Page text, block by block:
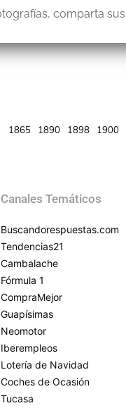
comparta
1865 1890 1898 1900
Canales Temáticos
Buscandorespuestas.com
Tendencias21
Cambalache
Fórmula 1
CompraMejor
Guapísimas
Neomotor
Iberempleos
Lotería de Navidad
Coches de Ocasión
Tucasa